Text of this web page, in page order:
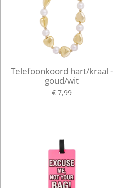
Telefoonkoord hart/kraal -
goud/wit
€ 7,99